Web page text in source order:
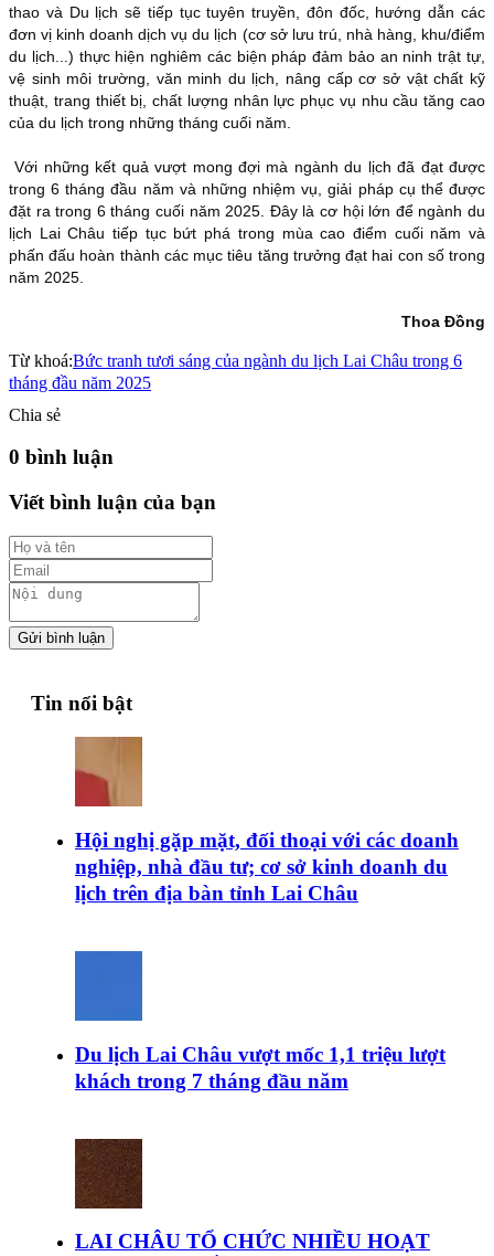
thao và Du lịch sẽ tiếp tục tuyên truyền, đôn đốc, hướng dẫn các
đơn vị kinh doanh dịch vụ du lịch (cơ sở lưu trú, nhà hàng, khu/điểm
du lịch...) thực hiện nghiêm các biện pháp đảm bảo an ninh trật tự,
vệ sinh môi trường, văn minh du lịch, nâng cấp cơ sở vật chất kỹ
thuật, trang thiết bị, chất lượng nhân lực phục vụ nhu cầu tăng cao
của du lịch trong những tháng cuối năm.
Với những kết quả vượt mong đợi mà ngành du lịch đã đạt được
trong 6 tháng đầu năm và những nhiệm vụ, giải pháp cụ thể được
đặt ra trong 6 tháng cuối năm 2025. Đây là cơ hội lớn để ngành du
lịch Lai Châu tiếp tục bứt phá trong mùa cao điểm cuối năm và
phấn đấu hoàn thành các mục tiêu tăng trưởng đạt hai con số trong
năm 2025.
Thoa Đồng
Từ khoá:Bức tranh tươi sáng của ngành du lịch Lai Châu trong 6
tháng đầu năm 2025
Chia sẻ
0 bình luận
Viết bình luận của bạn
Gửi bình luận
Tin nổi bật
Hội nghị gặp mặt, đối thoại với các doanh
nghiệp, nhà đầu tư; cơ sở kinh doanh du
lịch trên địa bàn tỉnh Lai Châu
Du lịch Lai Châu vượt mốc 1,1 triệu lượt
khách trong 7 tháng đầu năm
LAI CHÂU TỔ CHỨC NHIỀU HOẠT